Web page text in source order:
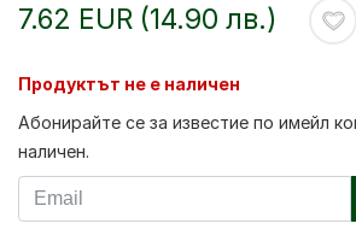
7.62 EUR (14.90 лв.)
Продуктът не е наличен
Абонирайте се за известие по имейл
наличен.